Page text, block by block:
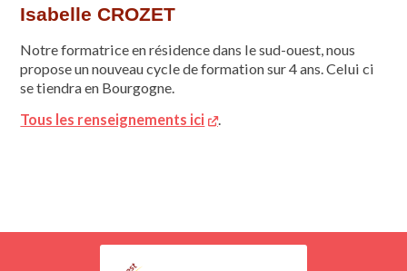
Isabelle CROZET
Notre formatrice en résidence dans le sud-ouest, nous
propose un nouveau cycle de formation sur 4 ans. Celui ci
se tiendra en Bourgogne.
Tous les renseignements ici
.